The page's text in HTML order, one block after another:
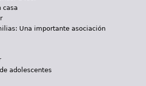
casa
Una importante asociación
adolescentes